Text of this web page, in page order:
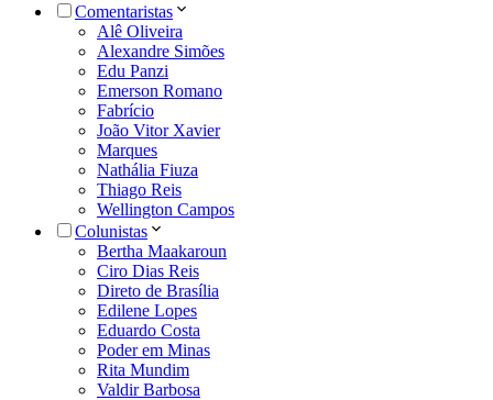
Comentaristas
Alê Oliveira
Alexandre Simões
Edu Panzi
Emerson Romano
Fabrício
João Vitor Xavier
Marques
Nathália Fiuza
Thiago Reis
Wellington Campos
Colunistas
Bertha Maakaroun
Ciro Dias Reis
Direto de Brasília
Edilene Lopes
Eduardo Costa
Poder em Minas
Rita Mundim
Valdir Barbosa